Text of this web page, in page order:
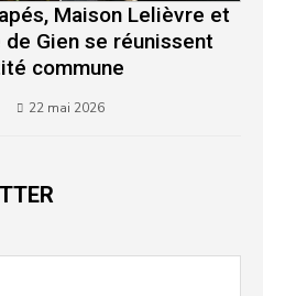
Maison Lelièvre et
de Gien se réunissent
commune
22 mai 2026